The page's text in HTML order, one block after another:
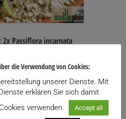
2x Passiflora incarnata
€ inkl. USt.
13% USt.
Versand
die Verwendung von Cookies:
unserer Dienste. Mit
erklären Sie sich damit
verwenden.
Accept all